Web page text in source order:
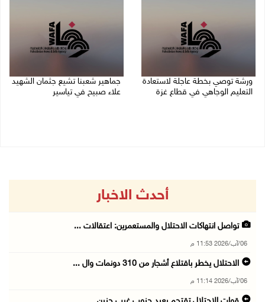
ورشة توصي بخطة عاجلة لاستعادة
التعليم الوجاهي في قطاع غزة
جماهير شعبنا تشيع جثمان الشهيد
علاء صبيح في تياسير
أحدث الاخبار
تواصل انتهاكات الاحتلال والمستعمرين: اعتقالات ...
06/آب/2026 11:53 م
الاحتلال يخطر باقتلاع أشجار من 310 دونمات وال ...
06/آب/2026 11:14 م